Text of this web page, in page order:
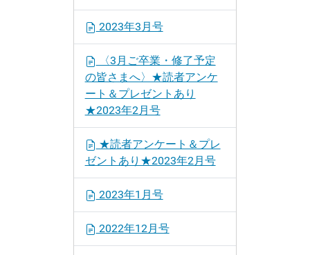
2023年3月号
〈3月ご卒業・修了予定
の皆さまへ〉★読者アンケ
ート＆プレゼントあり
★2023年2月号
★読者アンケート＆プレ
ゼントあり★2023年2月号
2023年1月号
2022年12月号